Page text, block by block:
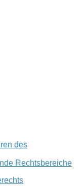
des
Rechtsbereiche